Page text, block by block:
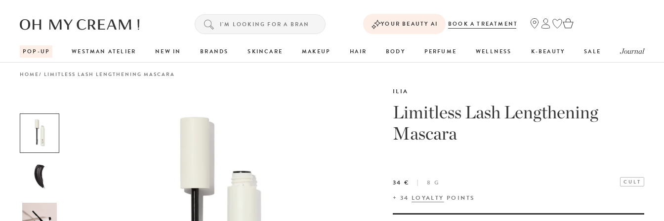
YOUR BEAUTY AI BOOK A TREATMENT
POP-UP WESTMAN ATELIER NEW IN BRANDS SKINCARE MAKEUP HAIR BODY PERFUME WELLNESS K-BEAUTY SALE Journal
HOME LIMITLESS LASH LENGTHENING MASCARA
Limitless Lash Lengthening
Mascara
ILIA
34 € 8 G CULT
+ 34 LOYALTY POINTS